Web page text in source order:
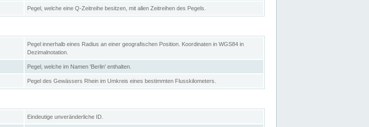
Pegel, welche eine Q-Zeitreihe besitzen, mit allen Zeitreihen des Pegels.
Pegel innerhalb eines Radius an einer geografischen Position. Koordinaten in WGS84 in
Dezimalnotation.
Pegel, welche im Namen 'Berlin' enthalten.
Pegel des Gewässers Rhein im Umkreis eines bestimmten Flusskilometers.
Eindeutige unveränderliche ID.